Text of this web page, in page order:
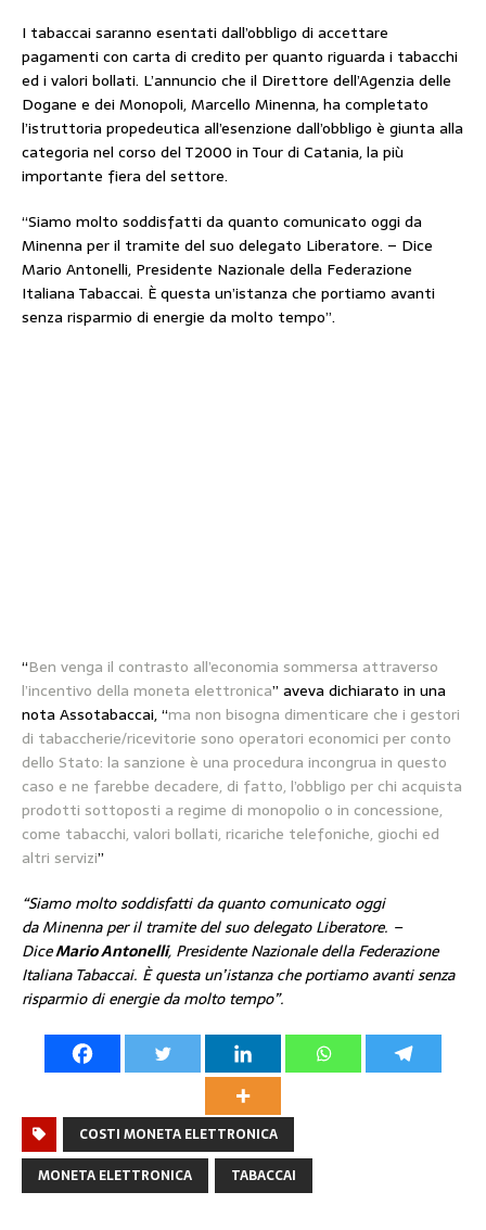
I tabaccai saranno esentati dall’obbligo di accettare
pagamenti con carta di credito per quanto riguarda i tabacchi
ed i valori bollati. L’annuncio che il Direttore dell’Agenzia delle
Dogane e dei Monopoli, Marcello Minenna, ha completato
l’istruttoria propedeutica all’esenzione dall’obbligo è giunta alla
categoria nel corso del T2000 in Tour di Catania, la più
importante fiera del settore.
“Siamo molto soddisfatti da quanto comunicato oggi da
Minenna per il tramite del suo delegato Liberatore. – Dice
Mario Antonelli, Presidente Nazionale della Federazione
Italiana Tabaccai. È questa un’istanza che portiamo avanti
senza risparmio di energie da molto tempo”.
“Ben venga il contrasto all’economia sommersa attraverso
l’incentivo della moneta elettronica” aveva dichiarato in una
nota Assotabaccai, “ma non bisogna dimenticare che i gestori
di tabaccherie/ricevitorie sono operatori economici per conto
dello Stato: la sanzione è una procedura incongrua in questo
caso e ne farebbe decadere, di fatto, l’obbligo per chi acquista
prodotti sottoposti a regime di monopolio o in concessione,
come tabacchi, valori bollati, ricariche telefoniche, giochi ed
altri servizi”
“Siamo molto soddisfatti da quanto comunicato oggi
da Minenna per il tramite del suo delegato Liberatore. –
DiceMario Antonelli, Presidente Nazionale della Federazione
Italiana Tabaccai. È questa un’istanza che portiamo avanti senza
risparmio di energie da molto tempo”.
COSTI MONETA ELETTRONICA
MONETA ELETTRONICA
TABACCAI